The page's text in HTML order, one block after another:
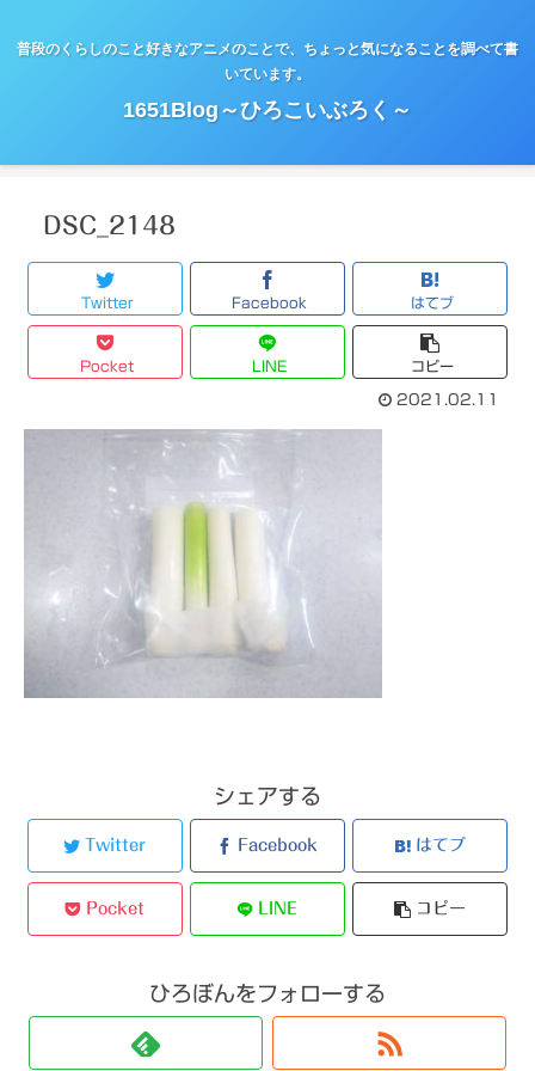
普段のくらしのこと好きなアニメのことで、ちょっと気になることを調べて書
いています。
1651Blog～ひろこいぶろく～
DSC_2148
Twitter Facebook はてブ
Pocket LINE コピー
2021.02.11
シェアする
Twitter Facebook はてブ
Pocket LINE コピー
ひろぼんをフォローする